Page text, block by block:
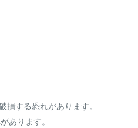
する恐れがあります。
あります。